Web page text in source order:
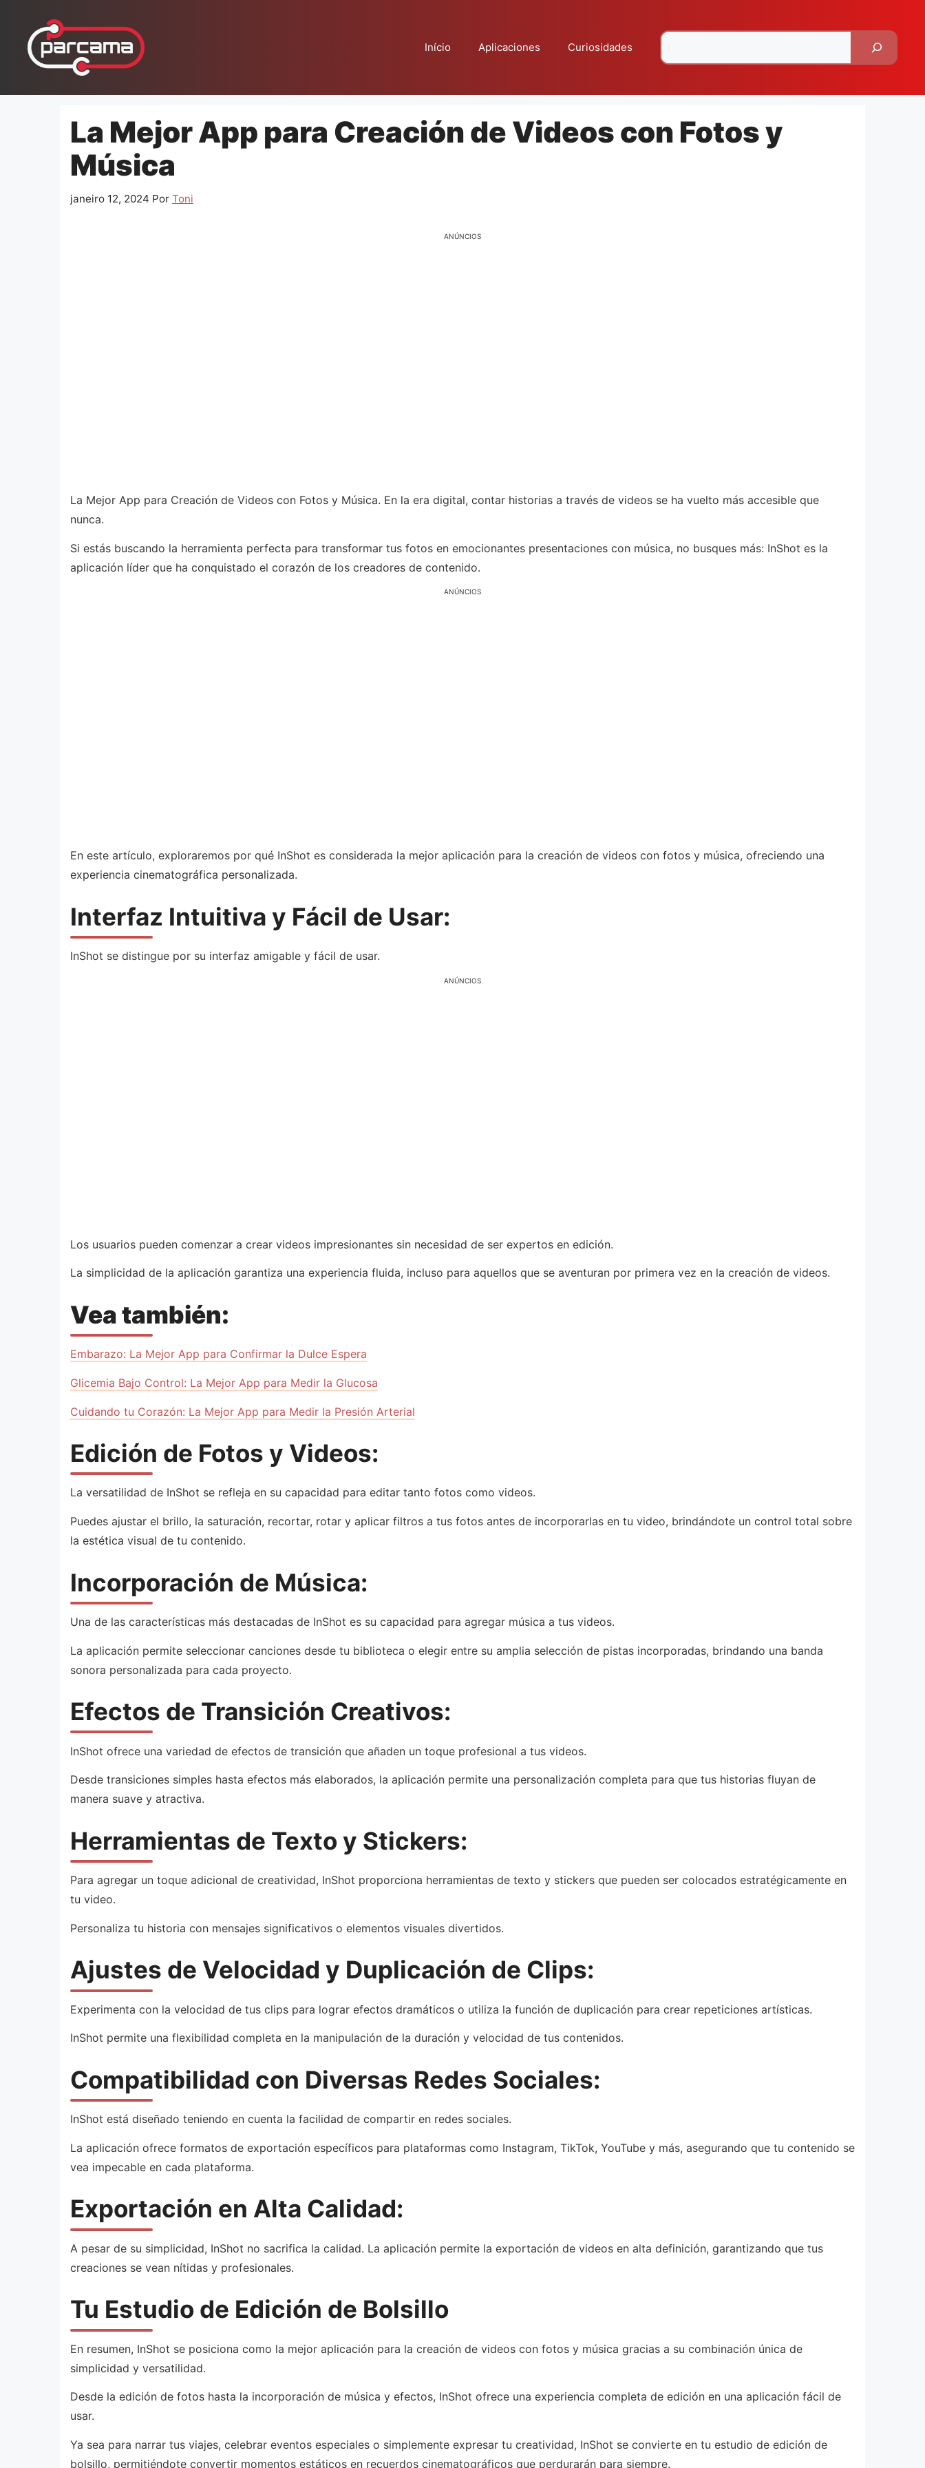
conteúdo
Início Aplicaciones Curiosidades
La Mejor App para Creación de Videos con Fotos y
Música
janeiro 12, 2024 Por Toni
ANÚNCIOS
La Mejor App para Creación de Videos con Fotos y Música. En la era digital, contar historias a través de videos se ha vuelto más accesible que
nunca.
Si estás buscando la herramienta perfecta para transformar tus fotos en emocionantes presentaciones con música, no busques más: InShot es la
aplicación líder que ha conquistado el corazón de los creadores de contenido.
ANÚNCIOS
En este artículo, exploraremos por qué InShot es considerada la mejor aplicación para la creación de videos con fotos y música, ofreciendo una
experiencia cinematográfica personalizada.
Interfaz Intuitiva y Fácil de Usar:
InShot se distingue por su interfaz amigable y fácil de usar.
ANÚNCIOS
Los usuarios pueden comenzar a crear videos impresionantes sin necesidad de ser expertos en edición.
La simplicidad de la aplicación garantiza una experiencia fluida, incluso para aquellos que se aventuran por primera vez en la creación de videos.
Vea también:
Embarazo: La Mejor App para Confirmar la Dulce Espera
Glicemia Bajo Control: La Mejor App para Medir la Glucosa
Cuidando tu Corazón: La Mejor App para Medir la Presión Arterial
Edición de Fotos y Videos:
La versatilidad de InShot se refleja en su capacidad para editar tanto fotos como videos.
Puedes ajustar el brillo, la saturación, recortar, rotar y aplicar filtros a tus fotos antes de incorporarlas en tu video, brindándote un control total sobre
la estética visual de tu contenido.
Incorporación de Música:
Una de las características más destacadas de InShot es su capacidad para agregar música a tus videos.
La aplicación permite seleccionar canciones desde tu biblioteca o elegir entre su amplia selección de pistas incorporadas, brindando una banda
sonora personalizada para cada proyecto.
Efectos de Transición Creativos:
InShot ofrece una variedad de efectos de transición que añaden un toque profesional a tus videos.
Desde transiciones simples hasta efectos más elaborados, la aplicación permite una personalización completa para que tus historias fluyan de
manera suave y atractiva.
Herramientas de Texto y Stickers:
Para agregar un toque adicional de creatividad, InShot proporciona herramientas de texto y stickers que pueden ser colocados estratégicamente en
tu video.
Personaliza tu historia con mensajes significativos o elementos visuales divertidos.
Ajustes de Velocidad y Duplicación de Clips:
Experimenta con la velocidad de tus clips para lograr efectos dramáticos o utiliza la función de duplicación para crear repeticiones artísticas.
InShot permite una flexibilidad completa en la manipulación de la duración y velocidad de tus contenidos.
Compatibilidad con Diversas Redes Sociales:
InShot está diseñado teniendo en cuenta la facilidad de compartir en redes sociales.
La aplicación ofrece formatos de exportación específicos para plataformas como Instagram, TikTok, YouTube y más, asegurando que tu contenido se
vea impecable en cada plataforma.
Exportación en Alta Calidad:
A pesar de su simplicidad, InShot no sacrifica la calidad. La aplicación permite la exportación de videos en alta definición, garantizando que tus
creaciones se vean nítidas y profesionales.
Tu Estudio de Edición de Bolsillo
En resumen, InShot se posiciona como la mejor aplicación para la creación de videos con fotos y música gracias a su combinación única de
simplicidad y versatilidad.
Desde la edición de fotos hasta la incorporación de música y efectos, InShot ofrece una experiencia completa de edición en una aplicación fácil de
usar.
Ya sea para narrar tus viajes, celebrar eventos especiales o simplemente expresar tu creatividad, InShot se convierte en tu estudio de edición de
bolsillo, permitiéndote convertir momentos estáticos en recuerdos cinematográficos que perdurarán para siempre.